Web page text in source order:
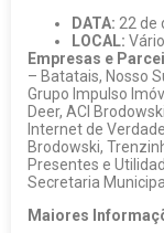
DATA: 22 de
LOCAL:
Empresas e
– Batatais, Nosso
Grupo Impulso
Deer, ACI
Internet de
Brodowski,
Presentes e
Secretaria
Maiores